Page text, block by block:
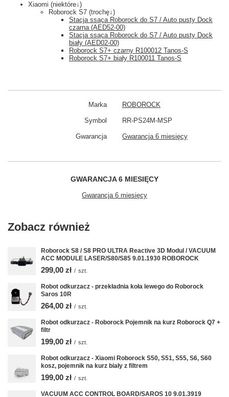
Xiaomi (niektóre↓)
Roborock S7 (trochę↓)
Stacja ssąca Roborock do S7 / Auto pusty Dock
czarna (AED52-00)
Stacja ssąca Roborock do S7 / Auto pusty Dock
biały (AED02-00)
Roborock S7+ czarny R100012 Tanos-S
Roborock S7+ biały R100011 Tanos-S
Marka ROBOROCK
Symbol RR-PS24M-MSP
Gwarancja Gwarancja 6 miesięcy
GWARANCJA 6 MIESIĘCY
Gwarancja 6 miesięcy
Zobacz również
Roborock S8 / S8 PRO ULTRA Reactive 3D Modul / VACUUM
ACC MODULE LASER/S80/S85 9.01.1930 ROBOROCK
299,00 zł / szt.
Robot odkurzacz - przekładnia koła lewego do Roborock
Saros 10R
264,00 zł / szt.
Robot odkurzacz - Roborock Pojemnik na kurz Roborock Q7 +
filtr
199,00 zł / szt.
Robot odkurzacz - Xiaomi Roborock S50, S51, S55, S6, S60
kosz, pojemnik na kurz biały z filtrem
199,00 zł / szt.
VACUUM ACC CONTROL BOARD/SAROS 10 9.01.3919